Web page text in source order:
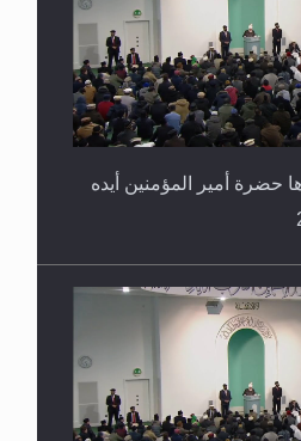
حضرة أمير المؤمنين أيده